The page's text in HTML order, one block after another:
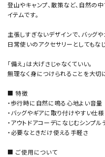
登山やキャンプ、散策など、自然の
イテムです。
主張しすぎないデザインで、バッグ
日常使いのアクセサリーとしてもな
「備え」は大げさじゃなくていい。
無理なく身につけられることを大切
■ 特徴
・歩行時に自然に鳴る心地よい音量
・バッグやギアに取り付けやすい仕様
・アウトドアコーデになじむシンプル
・必要なときだけ使える手軽さ
■ ご使用について